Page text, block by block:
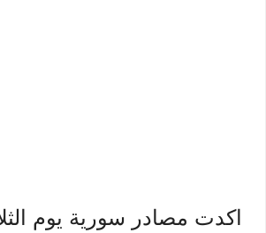
اكدت مصادر سورية يوم